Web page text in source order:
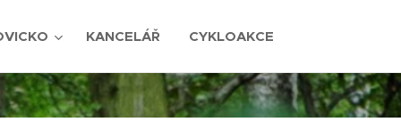
KANCELÁŘ CYKLOAKCE